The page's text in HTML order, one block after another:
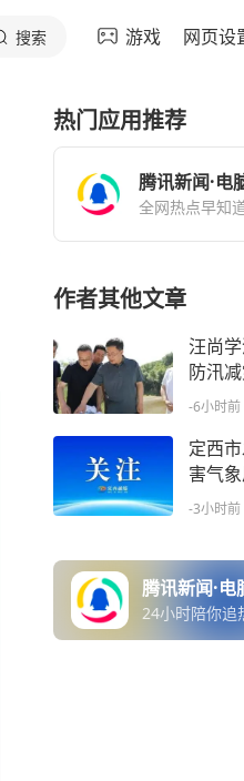
搜索 游戏 网页设
热门应用推荐
腾讯新闻·电
全网热点早知
作者其他文章
汪尚
防汛
-6小时前
定西
害气
-3小时前
腾讯新闻·电
24小时陪你追